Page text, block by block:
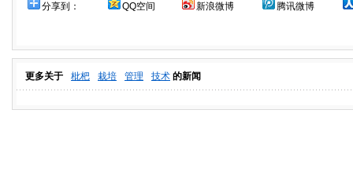
分享到： QQ空间 新浪微博 腾讯微博
更多关于 枇杷 栽培 管理 技术 的新闻